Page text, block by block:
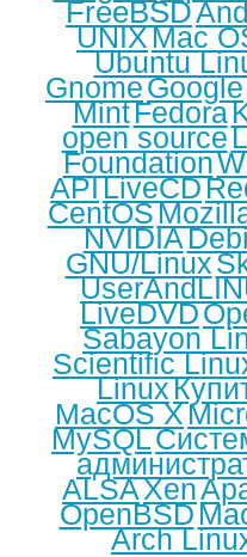
FreeBSD
UNIXMac
Ubuntu
GnomeGoogle
MintFedora
open source
Foundation
APILiveCD
CentOS
NVIDIA
GNU/Linux
LiveDVD
Sabayon
Scientific
Linux
MacOS X
MySQL
ALSAXen
OpenBSD
Arch